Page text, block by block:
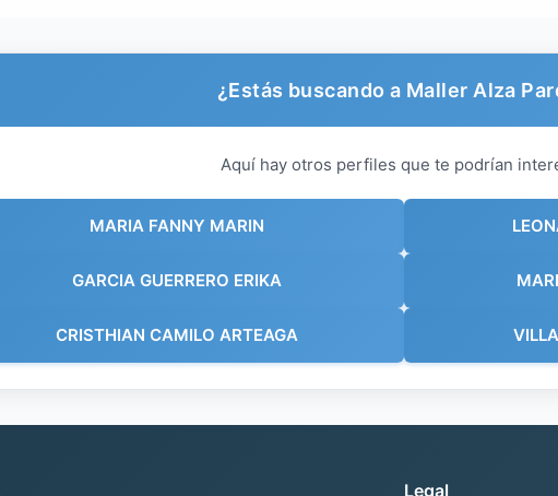
¿Estás buscando a Maller Alza
Aquí hay otros perfiles que te podrían
MARIA FANNY MARIN
GARCIA GUERRERO ERIKA
CRISTHIAN CAMILO ARTEAGA
Legal